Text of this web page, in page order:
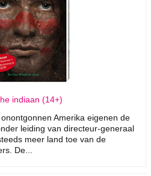
indiaan (14+)
Amerika eigenen de
leiding van directeur-generaal
meer land toe van de
De...